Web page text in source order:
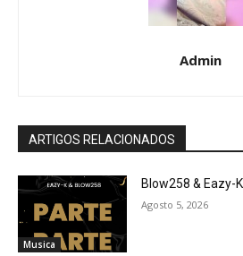
Admin
ARTIGOS RELACIONADOS
Musica
Blow258 & Eazy-
Agosto 5, 2026